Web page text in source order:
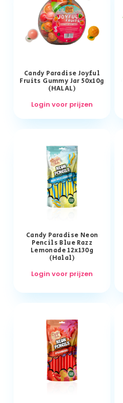
Candy Paradise Joyful
Fruits Gummy Jar 50x10g
(HALAL)
Login voor prijzen
Candy Paradise Neon
Pencils Blue Razz
Lemonade 12x130g
(Halal)
Login voor prijzen